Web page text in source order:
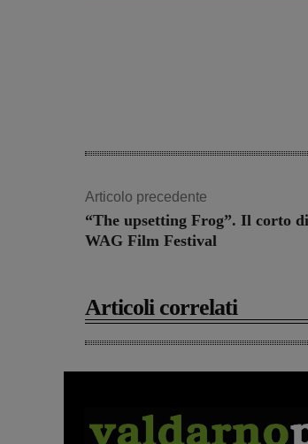
Articolo precedente
“The upsetting Frog”. Il corto
WAG Film Festival
Articoli correlati